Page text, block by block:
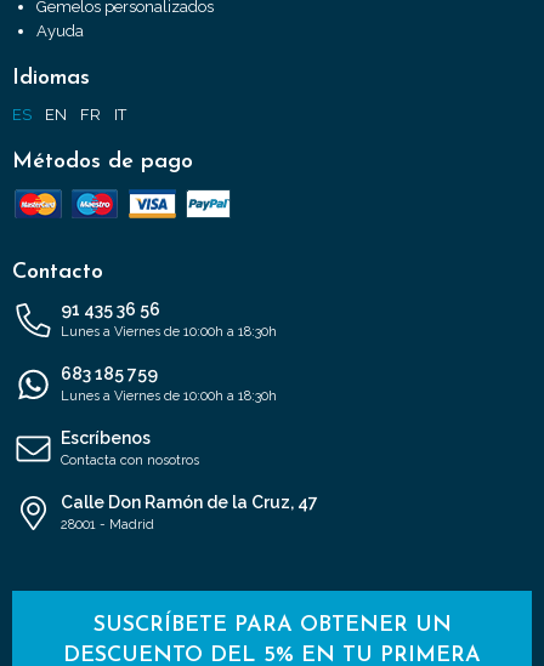
Gemelos personalizados
Ayuda
Idiomas
ES EN FR IT
Métodos de pago
Contacto
91 435 36 56
Lunes a Viernes de 10:00h a 18:30h
683 185 759
Lunes a Viernes de 10:00h a 18:30h
Escríbenos
Contacta con nosotros
Calle Don Ramón de la Cruz, 47
28001 - Madrid
SUSCRÍBETE PARA OBTENER UN
DESCUENTO DEL 5% EN TU PRIMERA